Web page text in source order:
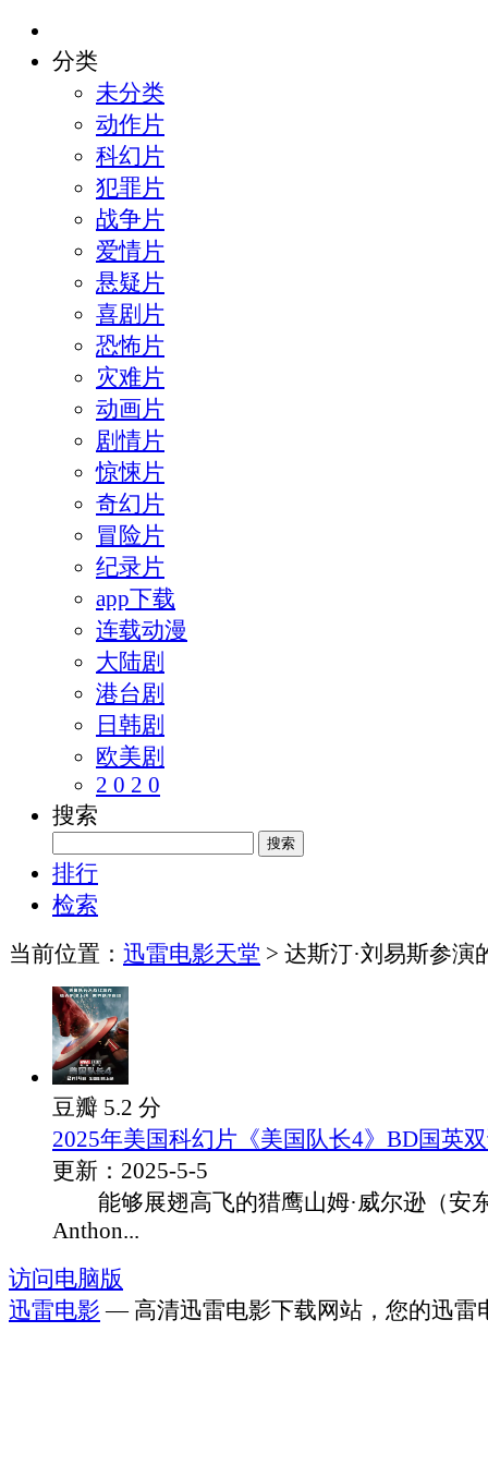
分类
未分类
动作片
科幻片
犯罪片
战争片
爱情片
悬疑片
喜剧片
恐怖片
灾难片
动画片
剧情片
惊悚片
奇幻片
冒险片
纪录片
app下载
连载动漫
大陆剧
港台剧
日韩剧
欧美剧
2 0 2 0
搜索
排行
检索
当前位置： 迅雷电影天堂 > 达斯汀·刘易斯参演
豆瓣 5.2 分
2025年美国科幻片《美国队长4》BD国英
更新：2025-5-5
能够展翅高飞的猎鹰山姆·威尔逊（安
Anthon...
访问电脑版
迅雷电影 — 高清迅雷电影下载网站，您的迅雷